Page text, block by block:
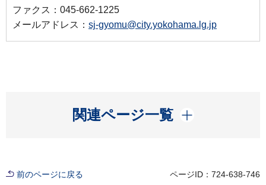
ファクス：045-662-1225
メールアドレス： sj-gyomu@city.yokohama.lg.jp
関連ページ一覧
開く
前のページに戻る ページID：724-638-746